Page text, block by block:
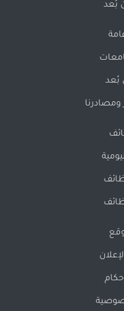
بُعد
بُعد
ومصادرنا